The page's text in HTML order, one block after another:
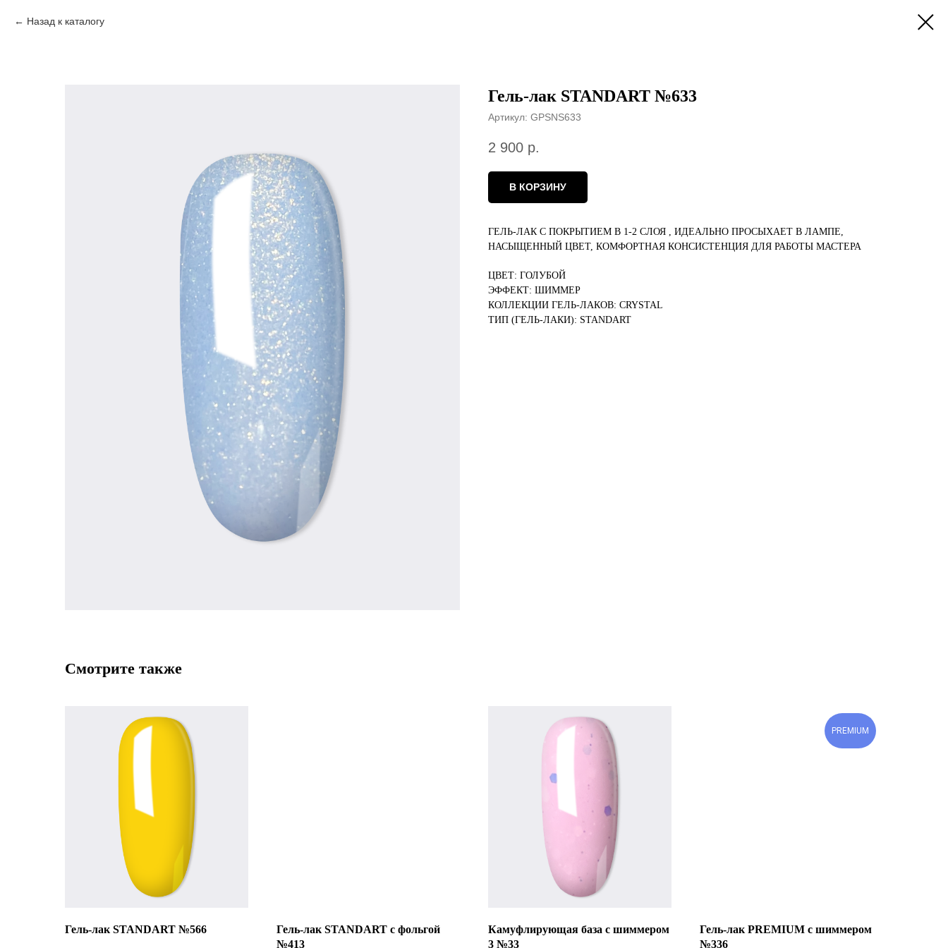
Назад к каталогу
Гель-лак STANDART №633
Артикул: GPSNS633
2 900 р.
В КОРЗИНУ
ГЕЛЬ-ЛАК С ПОКРЫТИЕМ В 1-2 СЛОЯ , ИДЕАЛЬНО ПРОСЫХАЕТ В ЛАМПЕ,
НАСЫЩЕННЫЙ ЦВЕТ, КОМФОРТНАЯ КОНСИСТЕНЦИЯ ДЛЯ РАБОТЫ МАСТЕРА
ЦВЕТ: ГОЛУБОЙ
ЭФФЕКТ: ШИММЕР
КОЛЛЕКЦИИ ГЕЛЬ-ЛАКОВ: CRYSTAL
ТИП (ГЕЛЬ-ЛАКИ): STANDART
Смотрите также
Гель-лак STANDART №566
Гель-лак STANDART с фольгой
№413
Камуфлирующая база с шиммером
3 №33
PREMIUM
Гель-лак PREMIUM с шиммером
№336